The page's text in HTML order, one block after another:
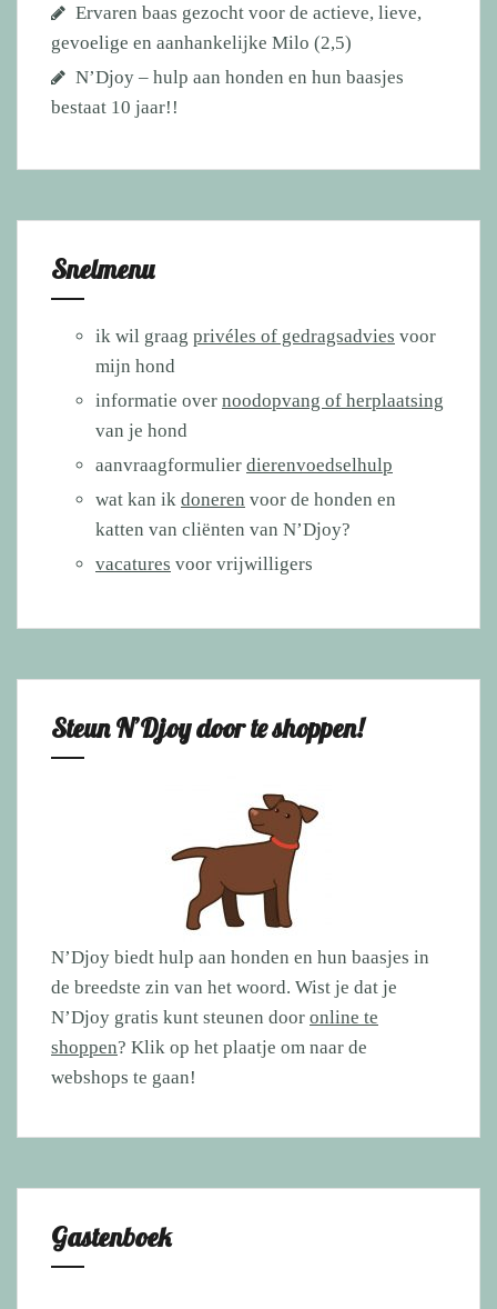
Ervaren baas gezocht voor de actieve, lieve,
gevoelige en aanhankelijke Milo (2,5)
N’Djoy – hulp aan honden en hun baasjes
bestaat 10 jaar!!
Snelmenu
ik wil graag privéles of gedragsadvies voor
mijn hond
informatie over noodopvang of herplaatsing
van je hond
aanvraagformulier dierenvoedselhulp
wat kan ik doneren voor de honden en
katten van cliënten van N’Djoy?
vacatures voor vrijwilligers
Steun N’Djoy door te shoppen!
N’Djoy biedt hulp aan honden en hun baasjes in
de breedste zin van het woord. Wist je dat je
N’Djoy gratis kunt steunen door online te
shoppen? Klik op het plaatje om naar de
webshops te gaan!
Gastenboek